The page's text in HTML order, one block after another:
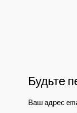
Будьте
Ваш адрес